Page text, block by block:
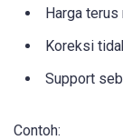
Harga
Koreksi
Support
Contoh: